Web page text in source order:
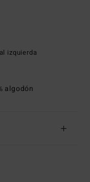
izquierda
algodón